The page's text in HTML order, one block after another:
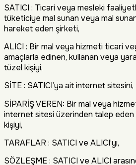
SATICI : Ticari veya mesleki
tüketiciye mal sunan veya mal
hareket eden şirketi,
ALICI : Bir mal veya hizmeti ticari
amaçlarla edinen, kullanan veya
tüzel kişiyi,
SİTE : SATICI’ya ait internet sitesini,
SİPARİŞ VEREN: Bir mal veya
internet sitesi üzerinden talep
kişiyi,
TARAFLAR : SATICI ve ALICI’yı,
SÖZLEŞME : SATICI ve ALICI